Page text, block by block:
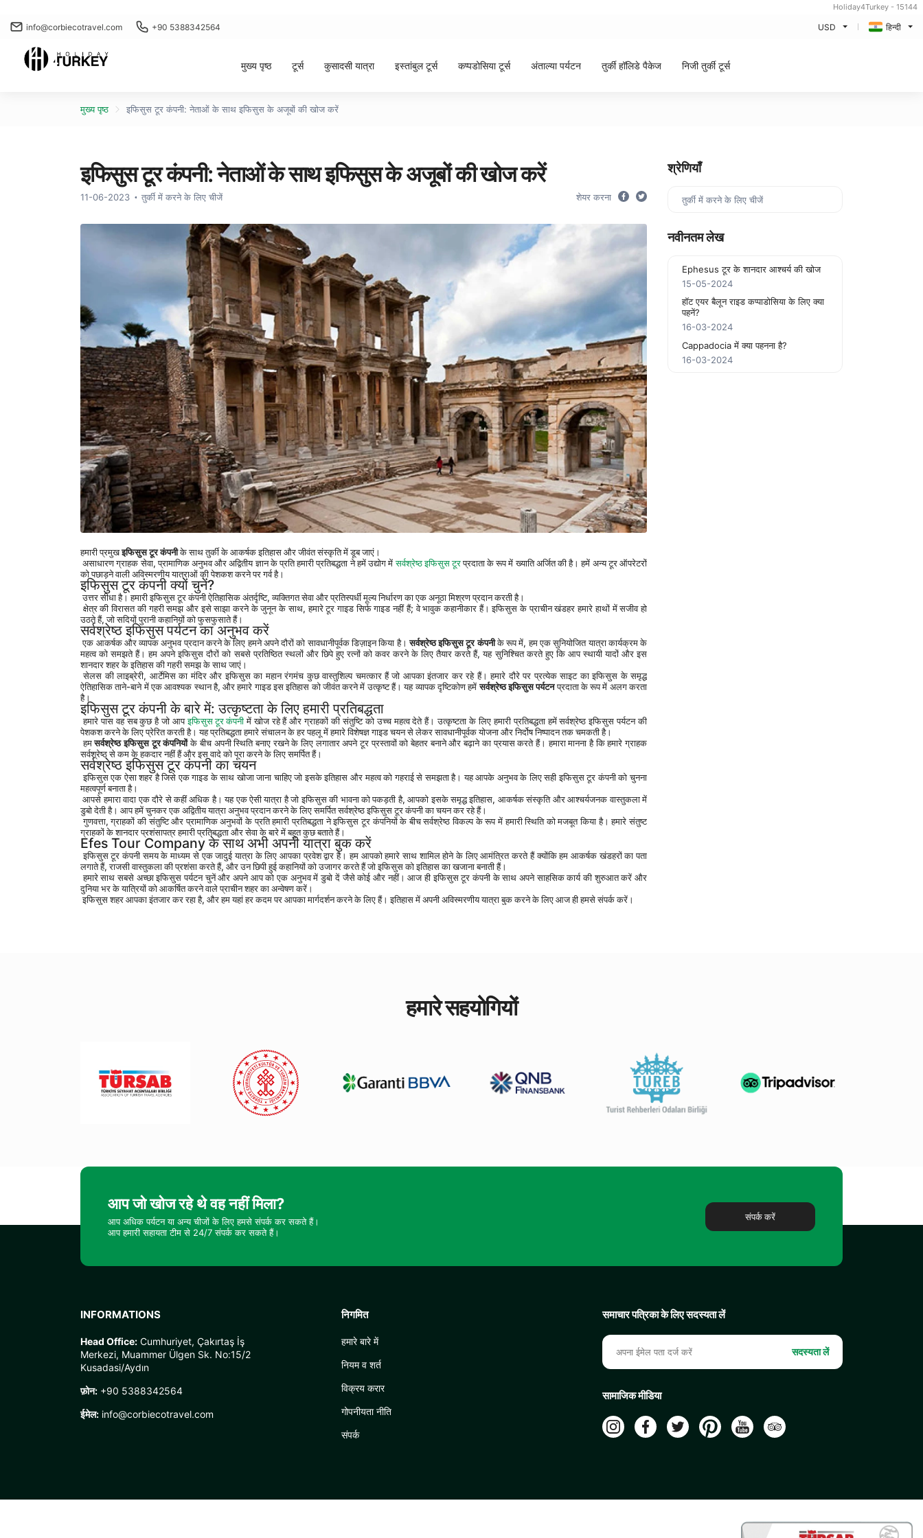
Holiday4Turkey - 15144
info@corbiecotravel.com +90 5388342564 USD हिन्दी
मुख्य पृष्ठ टूर्स कुसादसी यात्रा इस्तांबुल टूर्स कप्पडोसिया टूर्स अंताल्या पर्यटन तुर्की हॉलिडे पैकेज निजी तुर्की टूर्स
मुख्य पृष्ठ इफिसुस टूर कंपनी: नेताओं के साथ इफिसुस के अजूबों की खोज करें
इफिसुस टूर कंपनी: नेताओं के साथ इफिसुस के अजूबों की खोज करें
11-06-2023 तुर्की में करने के लिए चीजें शेयर करना
हमारी प्रमुख इफिसुस टूर कंपनी के साथ तुर्की के आकर्षक इतिहास और जीवंत संस्कृति में डूब जाएं।
असाधारण ग्राहक सेवा, प्रामाणिक अनुभव और अद्वितीय ज्ञान के प्रति हमारी प्रतिबद्धता ने हमें उद्योग में सर्वश्रेष्ठ इफिसुस टूर प्रदाता के रूप में ख्याति अर्जित की है। हमें अन्य टूर ऑपरेटरों
को पछाड़ने वाली अविस्मरणीय यात्राओं की पेशकश करने पर गर्व है।
इफिसुस टूर कंपनी क्यों चुनें?
उत्तर सीधा है। हमारी इफिसुस टूर कंपनी ऐतिहासिक अंतर्दृष्टि, व्यक्तिगत सेवा और प्रतिस्पर्धी मूल्य निर्धारण का एक अनूठा मिश्रण प्रदान करती है।
उठते हैं, जो सदियों पुरानी कहानियों को फुसफुसाते हैं।
सर्वश्रेष्ठ इफिसुस पर्यटन का अनुभव करें
एक आकर्षक और व्यापक अनुभव प्रदान करने के लिए हमने अपने दौरों को सावधानीपूर्वक डिज़ाइन किया है। सर्वश्रेष्ठ इफिसुस टूर कंपनी के रूप में, हम एक सुनियोजित यात्रा कार्यक्रम के
महत्व को समझते हैं। हम अपने इफिसुस दौरों को सबसे प्रतिष्ठित स्थलों और छिपे हुए रत्नों को कवर करने के लिए तैयार करते हैं, यह सुनिश्चित करते हुए कि आप स्थायी यादों और इस
शानदार शहर के इतिहास की गहरी समझ के साथ जाएं।
सेलस की लाइब्रेरी, आर्टेमिस का मंदिर और इफिसुस का महान रंगमंच कुछ वास्तुशिल्प चमत्कार हैं जो आपका इंतजार कर रहे हैं। हमारे दौरे पर प्रत्येक साइट का इफिसुस के समृद्ध
ऐतिहासिक ताने-बाने में एक आवश्यक स्थान है, और हमारे गाइड इस इतिहास को जीवंत करने में उत्कृष्ट हैं। यह व्यापक दृष्टिकोण हमें सर्वश्रेष्ठ इफिसुस पर्यटन प्रदाता के रूप में अलग करता
है।
इफिसुस टूर कंपनी के बारे में: उत्कृष्टता के लिए हमारी प्रतिबद्धता
हमारे पास वह सब कुछ है जो आप इफिसुस टूर कंपनी में खोज रहे हैं और ग्राहकों की संतुष्टि को उच्च महत्व देते हैं। उत्कृष्टता के लिए हमारी प्रतिबद्धता हमें सर्वश्रेष्ठ इफिसुस पर्यटन की
पेशकश करने के लिए प्रेरित करती है। यह प्रतिबद्धता हमारे संचालन के हर पहलू में हमारे विशेषज्ञ गाइड चयन से लेकर सावधानीपूर्वक योजना और निर्दोष निष्पादन तक चमकती है।
हम सर्वश्रेष्ठ इफिसुस टूर कंपनियों के बीच अपनी स्थिति बनाए रखने के लिए लगातार अपने टूर प्रस्तावों को बेहतर बनाने और बढ़ाने का प्रयास करते हैं। हमारा मानना है कि हमारे ग्राहक
सर्वश्रेष्ठ से कम के हकदार नहीं हैं और इस वादे को पूरा करने के लिए समर्पित हैं।
सर्वश्रेष्ठ इफिसुस टूर कंपनी का चयन
इफिसुस एक ऐसा शहर है जिसे एक गाइड के साथ खोजा जाना चाहिए जो इसके इतिहास और महत्व को गहराई से समझता है। यह आपके अनुभव के लिए सही इफिसुस टूर कंपनी को चुनना
महत्वपूर्ण बनाता है।
आपसे हमारा वादा एक दौरे से कहीं अधिक है। यह एक ऐसी यात्रा है जो इफिसुस की भावना को पकड़ती है, आपको इसके समृद्ध इतिहास, आकर्षक संस्कृति और आश्चर्यजनक वास्तुकला में
डुबो देती है। आप हमें चुनकर एक अद्वितीय यात्रा अनुभव प्रदान करने के लिए समर्पित सर्वश्रेष्ठ इफिसुस टूर कंपनी का चयन कर रहे हैं।
गुणवत्ता, ग्राहकों की संतुष्टि और प्रामाणिक अनुभवों के प्रति हमारी प्रतिबद्धता ने इफिसुस टूर कंपनियों के बीच सर्वश्रेष्ठ विकल्प के रूप में हमारी स्थिति को मजबूत किया है। हमारे संतुष्ट
ग्राहकों के शानदार प्रशंसापत्र हमारी प्रतिबद्धता और सेवा के बारे में बहुत कुछ बताते हैं।
Efes Tour Company के साथ अभी अपनी यात्रा बुक करें
इफिसुस टूर कंपनी समय के माध्यम से एक जादुई यात्रा के लिए आपका प्रवेश द्वार है। हम आपको हमारे साथ शामिल होने के लिए आमंत्रित करते हैं क्योंकि हम आकर्षक खंडहरों का पता
लगाते हैं, राजसी वास्तुकला की प्रशंसा करते हैं, और उन छिपी हुई कहानियों को उजागर करते हैं जो इफिसुस को इतिहास का खजाना बनाती हैं।
हमारे साथ सबसे अच्छा इफिसुस पर्यटन चुनें और अपने आप को एक अनुभव में डुबो दें जैसे कोई और नहीं। आज ही इफिसुस टूर कंपनी के साथ अपने साहसिक कार्य की शुरुआत करें और
दुनिया भर के यात्रियों को आकर्षित करने वाले प्राचीन शहर का अन्वेषण करें।
इफिसुस शहर आपका इंतजार कर रहा है, और हम यहां हर कदम पर आपका मार्गदर्शन करने के लिए हैं। इतिहास में अपनी अविस्मरणीय यात्रा बुक करने के लिए आज ही हमसे संपर्क करें।
श्रेणियाँ
तुर्की में करने के लिए चीजें
नवीनतम लेख
Ephesus टूर के शानदार आश्चर्य की खोज
15-05-2024
हॉट एयर बैलून राइड कप्पाडोसिया के लिए क्या
पहनें?
16-03-2024
Cappadocia में क्या पहनना है?
16-03-2024
हमारे सहयोगियों
आप जो खोज रहे थे वह नहीं मिला?
आप अधिक पर्यटन या अन्य चीजों के लिए हमसे संपर्क कर सकते हैं।
आप हमारी सहायता टीम से 24/7 संपर्क कर सकते हैं।
संपर्क करें
INFORMATIONS
Head Office: Cumhuriyet, Çakırtaş İş
Merkezi, Muammer Ülgen Sk. No:15/2
Kusadasi/Aydın
फ़ोन: +90 5388342564
ईमेल: info@corbiecotravel.com
निगमित
हमारे बारे में
नियम व शर्त
विक्रय करार
गोपनीयता नीति
संपर्क
समाचार पत्रिका के लिए सदस्यता लें
सदस्यता लें
सामाजिक मीडिया